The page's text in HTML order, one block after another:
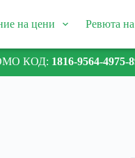
на цени Ревюта
КОД: 1816-9564-4975-